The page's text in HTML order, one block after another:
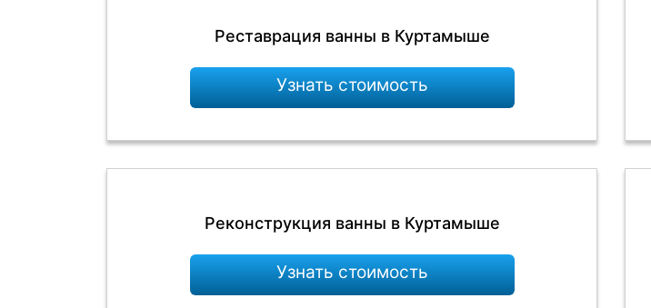
Реставрация ванны в Куртамыше
Узнать стоимость
Реконструкция ванны в Куртамыше
Узнать стоимость